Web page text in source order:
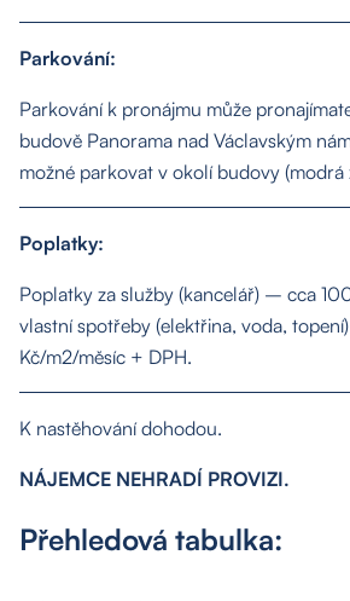
O nás
Služby
Kontakt
Parkování:
Parkování k pronájmu může
budově Panorama nad Václavským
možné parkovat v okolí budovy (modrá
Poplatky:
Poplatky za služby (kancelář) – cca
vlastní spotřeby (elektřina, voda,
Kč/m2/měsíc + DPH.
K nastěhování dohodou.
NÁJEMCE NEHRADÍ PROVIZI.
Přehledová tabulka: